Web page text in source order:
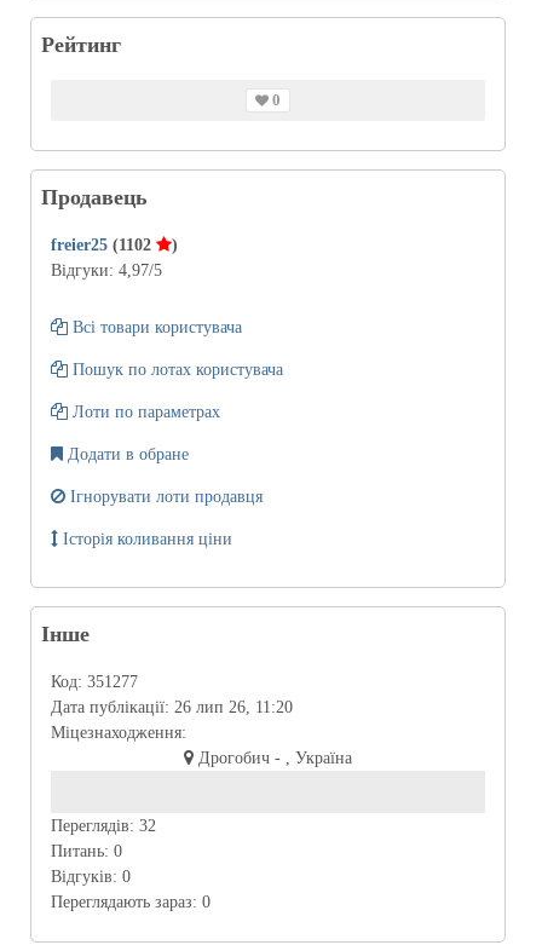
Рейтинг
0
Продавець
freier25 (1102
)
Відгуки: 4,97/5
Всі товари користувача
Пошук по лотах користувача
Лоти по параметрах
Додати в обране
Ігнорувати лоти продавця
Історія коливання ціни
Інше
Код: 351277
Дата публікації: 26 лип 26, 11:20
Міцезнаходження:
Дрогобич - , Україна
Переглядів: 32
Питань: 0
Відгуків: 0
Переглядають зараз: 0